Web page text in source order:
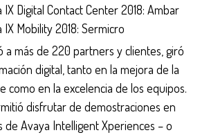
Digital Contact Center 2018: Ambar
Mobility 2018: Sermicro
a más de 220 partners y clientes, giró
digital, tanto en la mejora de la
como en la excelencia de los equipos.
disfrutar de demostraciones en
de Avaya Intelligent Xperiences – o